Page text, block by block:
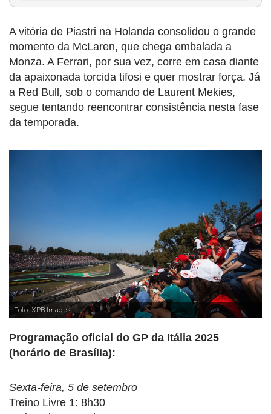
A vitória de Piastri na Holanda consolidou o grande
momento da McLaren, que chega embalada a
Monza. A Ferrari, por sua vez, corre em casa diante
da apaixonada torcida tifosi e quer mostrar força. Já
a Red Bull, sob o comando de Laurent Mekies,
segue tentando reencontrar consistência nesta fase
da temporada.
Foto: XPB Images
Programação oficial do GP da Itália 2025
(horário de Brasília):
Sexta-feira, 5 de setembro
Treino Livre 1: 8h30